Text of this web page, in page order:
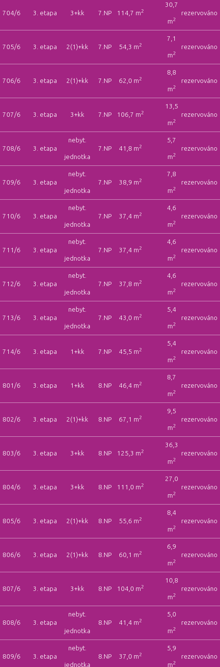
704/6 3. etapa 3+kk 7.NP 114,7 m2
30,7
m2
rezervováno
705/6 3. etapa 2(1)+kk 7.NP 54,3 m2
7,1
m2
rezervováno
706/6 3. etapa 2(1)+kk 7.NP 62,0 m2
8,8
m2
rezervováno
707/6 3. etapa 3+kk 7.NP 106,7 m2
13,5
m2
rezervováno
708/6 3. etapa
nebyt.
jednotka
7.NP 41,8 m2
5,7
m2
rezervováno
709/6 3. etapa
nebyt.
jednotka
7.NP 38,9 m2
7,8
m2
rezervováno
710/6 3. etapa
nebyt.
jednotka
7.NP 37,4 m2
4,6
m2
rezervováno
711/6 3. etapa
nebyt.
jednotka
7.NP 37,4 m2
4,6
m2
rezervováno
712/6 3. etapa
nebyt.
jednotka
7.NP 37,8 m2
4,6
m2
rezervováno
713/6 3. etapa
nebyt.
jednotka
7.NP 43,0 m2
5,4
m2
rezervováno
714/6 3. etapa 1+kk 7.NP 45,5 m2
5,4
m2
rezervováno
801/6 3. etapa 1+kk 8.NP 46,4 m2
8,7
m2
rezervováno
802/6 3. etapa 2(1)+kk 8.NP 67,1 m2
9,5
m2
rezervováno
803/6 3. etapa 3+kk 8.NP 125,3 m2
36,3
m2
rezervováno
804/6 3. etapa 3+kk 8.NP 111,0 m2
27,0
m2
rezervováno
805/6 3. etapa 2(1)+kk 8.NP 55,6 m2
8,4
m2
rezervováno
806/6 3. etapa 2(1)+kk 8.NP 60,1 m2
6,9
m2
rezervováno
807/6 3. etapa 3+kk 8.NP 104,0 m2
10,8
m2
rezervováno
808/6 3. etapa
nebyt.
jednotka
8.NP 41,4 m2
5,0
m2
rezervováno
809/6 3. etapa
nebyt.
jednotka
8.NP 37,0 m2
5,9
m2
rezervováno